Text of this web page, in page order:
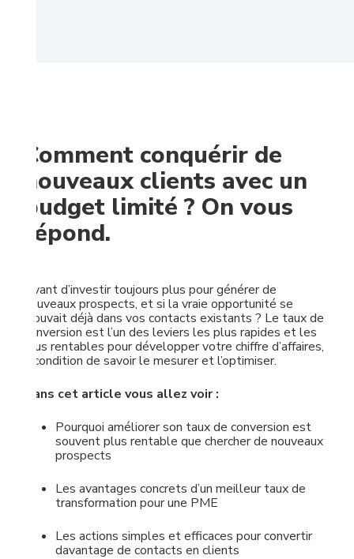
Comment conquérir de
nouveaux clients avec un
budget limité ? On vous
répond.
Avant d’investir toujours plus pour générer de
nouveaux prospects, et si la vraie opportunité se
trouvait déjà dans vos contacts existants ? Le taux de
conversion est l’un des leviers les plus rapides et les
plus rentables pour développer votre chiffre d’affaires,
à condition de savoir le mesurer et l’optimiser.
Dans cet article vous allez voir :
Pourquoi améliorer son taux de conversion est
souvent plus rentable que chercher de nouveaux
prospects
Les avantages concrets d’un meilleur taux de
transformation pour une PME
Les actions simples et efficaces pour convertir
davantage de contacts en clients